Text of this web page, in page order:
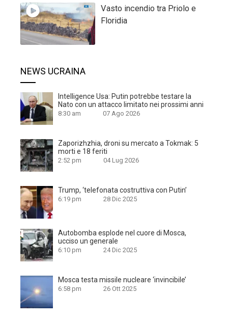
Vasto incendio tra Priolo e
Floridia
NEWS UCRAINA
Intelligence Usa: Putin potrebbe testare la
Nato con un attacco limitato nei prossimi anni
8:30 am 07 Ago 2026
Zaporizhzhia, droni su mercato a Tokmak: 5
morti e 18 feriti
2:52 pm 04 Lug 2026
Trump, ‘telefonata costruttiva con Putin’
6:19 pm 28 Dic 2025
Autobomba esplode nel cuore di Mosca,
ucciso un generale
6:10 pm 24 Dic 2025
Mosca testa missile nucleare ‘invincibile’
6:58 pm 26 Ott 2025